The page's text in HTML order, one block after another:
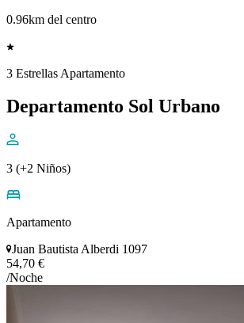
0.96km del centro
3 Estrellas Apartamento
Departamento Sol Urbano
3 (+2 Niños)
Apartamento
Juan Bautista Alberdi 1097
54,70 €
/Noche